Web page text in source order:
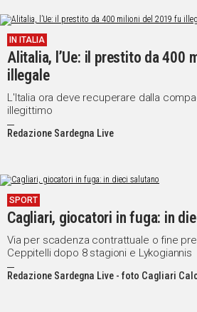
POLITICA
IN
ITALIA
NEL
MONDO
SPORT
EVENTI
VIDEO
UNISCITI
IN ITALIA
Alitalia, l’Ue: il prestito da 400
illegale
L'Italia ora deve recuperare dalla
illegittimo
Redazione Sardegna Live
SPORT
Cagliari, giocatori in fuga: in
Via per scadenza contrattuale o fine
Ceppitelli dopo 8 stagioni e Lykogiannis
Redazione Sardegna Live - foto Cagliari